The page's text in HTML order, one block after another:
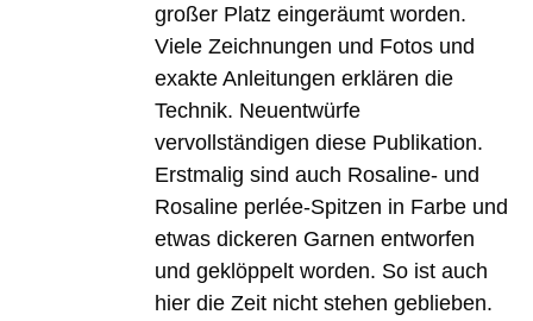
großer Platz eingeräumt worden.
Viele Zeichnungen und Fotos und
exakte Anleitungen erklären die
Technik. Neuentwürfe
vervollständigen diese Publikation.
Erstmalig sind auch Rosaline- und
Rosaline perlée-Spitzen in Farbe und
etwas dickeren Garnen entworfen
und geklöppelt worden. So ist auch
hier die Zeit nicht stehen geblieben.